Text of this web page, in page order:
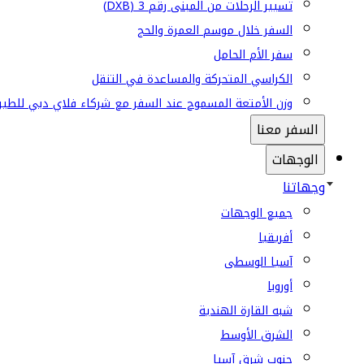
تسيير الرحلات من المبنى رقم 3 (DXB)
السفر خلال موسم العمرة والحج
سفر الأم الحامل
الكراسي المتحركة والمساعدة في التنقل
وزن الأمتعة المسموح عند السفر مع شركاء فلاي دبي
السفر معنا
الوجهات
وجهاتنا
جميع الوجهات
أفريقيا
آسيا الوسطى
أوروبا
شبه القارة الهندية
الشرق الأوسط
جنوب شرق آسيا